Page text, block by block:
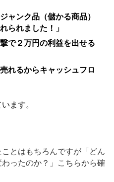
ャンク品（儲かる商品）
られました！」
で２万円の利益を出せる
れるからキャッシュフロ
ます。
とはもちろんですが「どん
ったのか？」こちらから確